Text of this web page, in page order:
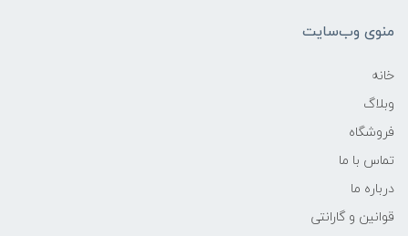
منوی وب‌سایت
خانه
وبلاگ
فروشگاه
تماس با ما
درباره ما
قوانین و گارانتی